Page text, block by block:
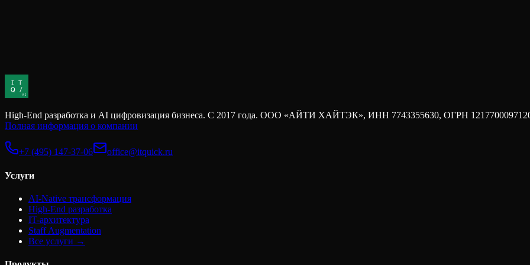
High-End разработка и AI цифровизация бизнеса. С 2017 года. ООО «АЙТИ ХАЙТЭК», ИНН 7743355630, ОГРН
Полная информация о компании
+7 (495) 147-37-06 office@itquick.ru
Услуги
AI-Native трансформация
High-End разработка
IT-архитектура
Staff Augmentation
Все услуги →